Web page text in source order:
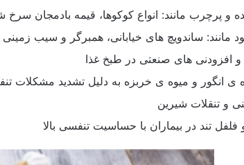
پرچرب مانند: انواع کوکوها، قیمه بادمجان
ساندویچ های خیابانی، همبرگر و سیب
افزودنی های صنعتی در طبخ غذا
ی انگور و میوه ی خربزه به دلیل تشدید مشکلات
و تنقلات شیرین
تند در بیماران با حساسیت تنفسی بالا